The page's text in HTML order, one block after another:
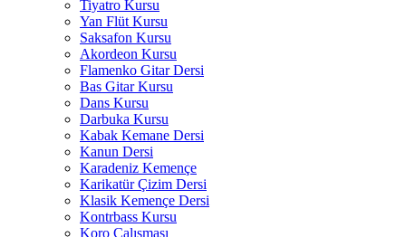
Tiyatro Kursu
Yan Flüt Kursu
Saksafon Kursu
Akordeon Kursu
Flamenko Gitar Dersi
Bas Gitar Kursu
Dans Kursu
Darbuka Kursu
Kabak Kemane Dersi
Kanun Dersi
Karadeniz Kemençe
Karikatür Çizim Dersi
Klasik Kemençe Dersi
Kontrbass Kursu
Koro Çalışması